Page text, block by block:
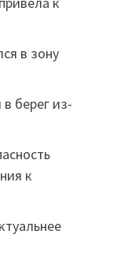
в зону
в берег из-
к